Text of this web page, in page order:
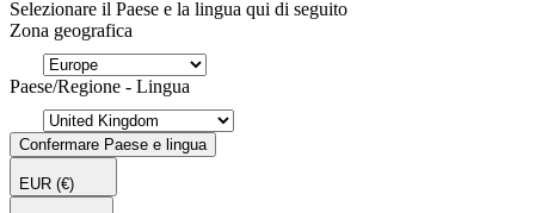
Selezionare il Paese e la lingua qui di seguito
Zona geografica
Paese/Regione - Lingua
Confermare Paese e lingua
EUR (€)